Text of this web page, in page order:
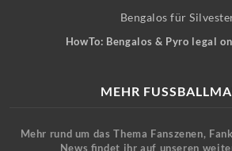
Bengalos für
HowTo: Bengalos & Pyro legal
MEHR
Mehr rund um das Thema Fanszenen,
News findet ihr auf unseren